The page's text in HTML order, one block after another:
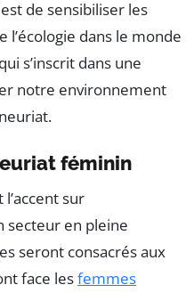
de sensibiliser les
l’écologie dans le monde
s’inscrit dans une
notre environnement
féminin
sur
secteur en pleine
seront consacrés aux
face lesfemmes